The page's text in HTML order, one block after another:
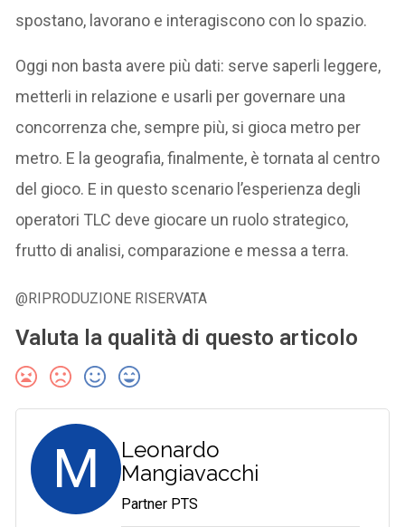
spostano, lavorano e interagiscono con lo spazio.
Oggi non basta avere più dati: serve saperli leggere,
metterli in relazione e usarli per governare una
concorrenza che, sempre più, si gioca metro per
metro. E la geografia, finalmente, è tornata al centro
del gioco. E in questo scenario l’esperienza degli
operatori TLC deve giocare un ruolo strategico,
frutto di analisi, comparazione e messa a terra.
@RIPRODUZIONE RISERVATA
Valuta la qualità di questo articolo
M
Leonardo
Mangiavacchi
Partner PTS